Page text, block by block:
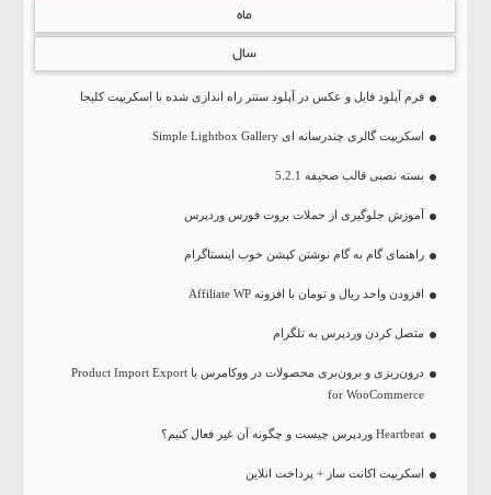
ماه
سال
فرم آپلود فایل و عکس در آپلود سنتر راه اندازی شده با اسکریپت کلیجا
اسکریپت گالری چندرسانه ای Simple Lightbox Gallery
بسته نصبی قالب صحیفه 5.2.1
آموزش جلوگیری از حملات بروت فورس وردپرس
راهنمای گام به گام نوشتن کپشن خوب اینستاگرام
افزودن واحد ریال و تومان با افزونه Affiliate WP
متصل کردن وردپرس به تلگرام
درون‌ریزی و برون‌بری محصولات در ووکامرس با Product Import Export
for WooCommerce
Heartbeat وردپرس چیست و چگونه آن غیر فعال کنیم؟
اسکریپت اکانت ساز + پرداخت انلاین